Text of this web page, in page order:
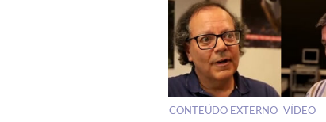
CONTEÚDO EXTERNO VÍDEO